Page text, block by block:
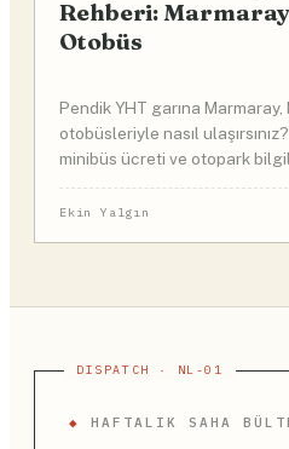
Rehberi:
Otobüs
Pendik YHT garına
otobüsleriyle nasıl
minibüs ücreti ve otopark
Ekin Yalgın
◆ HAFTALIK SAHA